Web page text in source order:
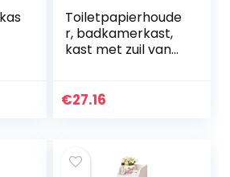
Toiletpapierhoude
r, badkamerkast,
kast met zuil van
badkamer en
€27.16